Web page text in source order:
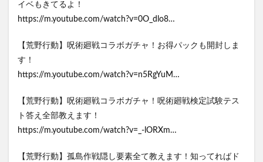
イベもきてるよ！
https://m.youtube.com/watch?v=0O_dlo8…
【荒野行動】呪術廻戦コラボガチャ！お得パックも開封しま
す！
https://m.youtube.com/watch?v=n5RgYuM…
【荒野行動】呪術廻戦コラボガチャ！呪術廻戦検定試験テス
ト答え全部教えます！
https://m.youtube.com/watch?v=_-lORXm…
【荒野行動】孤島作戦隠し要素全て教えます！知ってればド